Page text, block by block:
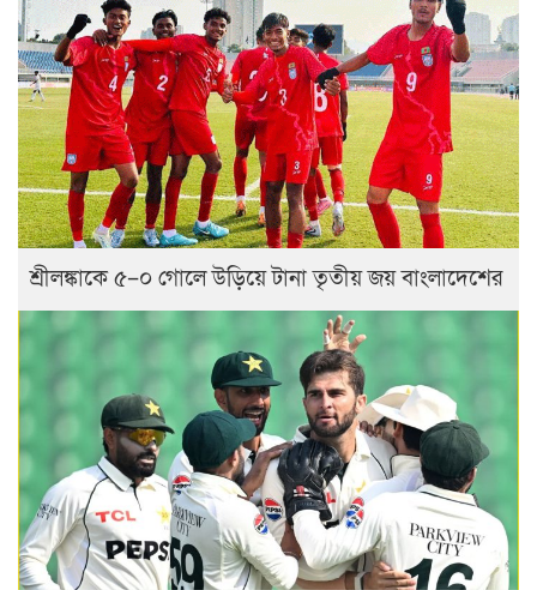
শ্রীলঙ্কাকে ৫–০ গোলে উড়িয়ে টানা তৃতীয় জয় বাংলাদেশের